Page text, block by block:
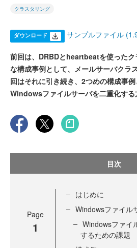
クラスタリング
ダウンロード サンプルファイル
前回は、DRBDとheartbeatを使った
な構成事例として、メールサーバクラ
回はそれに引き続き、2つめの構成事
Windowsファイルサーバを二重化する
目次
Page
1
はじめに
Windowsファイル
Windowsファイ
するための課題